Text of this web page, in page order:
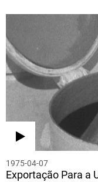
1975-04-07
Exportação Para a